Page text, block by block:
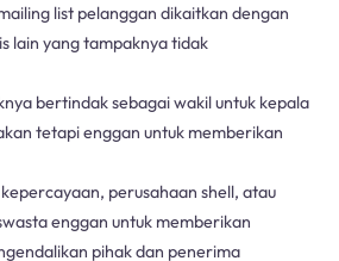
list pelanggan dikaitkan dengan
lain yang tampaknya tidak
bertindak sebagai wakil untuk kepala
tetapi enggan untuk memberikan
perusahaan shell, atau
enggan untuk memberikan
pihak dan penerima